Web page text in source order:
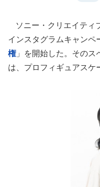
ソニー・クリエイティ
インスタグラムキャンペ
権」を開始した。そのス
は、プロフィギュアスケ